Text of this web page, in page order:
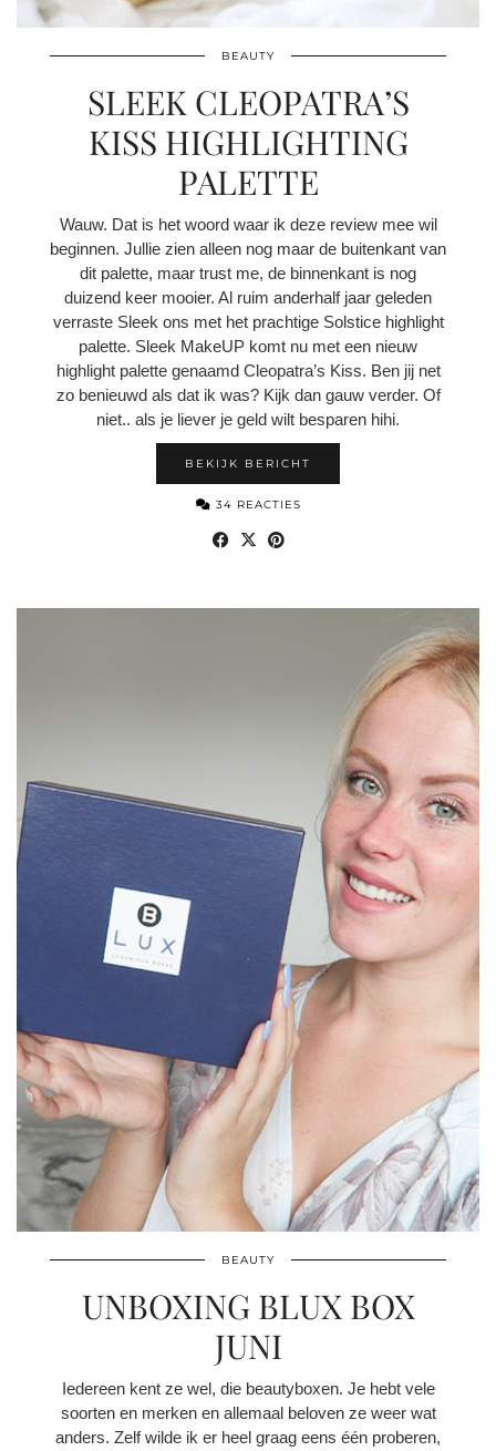
BEAUTY
SLEEK CLEOPATRA’S
KISS HIGHLIGHTING
PALETTE
Wauw. Dat is het woord waar ik deze review mee wil
beginnen. Jullie zien alleen nog maar de buitenkant van
dit palette, maar trust me, de binnenkant is nog
duizend keer mooier. Al ruim anderhalf jaar geleden
verraste Sleek ons met het prachtige Solstice highlight
palette. Sleek MakeUP komt nu met een nieuw
highlight palette genaamd Cleopatra’s Kiss. Ben jij net
zo benieuwd als dat ik was? Kijk dan gauw verder. Of
niet.. als je liever je geld wilt besparen hihi.
BEKIJK BERICHT
34 REACTIES
BEAUTY
UNBOXING BLUX BOX
JUNI
Iedereen kent ze wel, die beautyboxen. Je hebt vele
soorten en merken en allemaal beloven ze weer wat
anders. Zelf wilde ik er heel graag eens één proberen,